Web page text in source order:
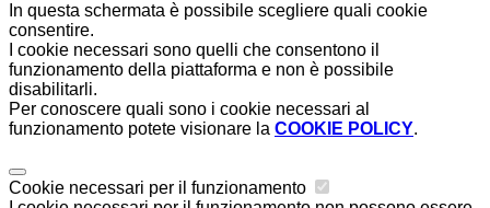
In questa schermata è possibile scegliere quali cookie
consentire.
I cookie necessari sono quelli che consentono il
funzionamento della piattaforma e non è possibile
disabilitarli.
Per conoscere quali sono i cookie necessari al
funzionamento potete visionare la COOKIE POLICY.
Cookie necessari per il funzionamento